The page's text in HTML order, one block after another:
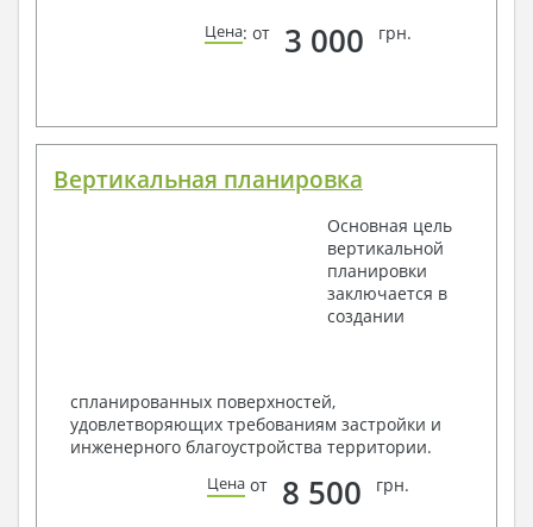
Цена: от 3 000 грн.
Вертикальная планировка
Основная цель
вертикальной
планировки
заключается в
создании
спланированных поверхностей,
удовлетворяющих требованиям застройки и
инженерного благоустройства территории.
Цена от 8 500 грн.